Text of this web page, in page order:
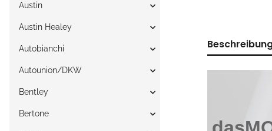
Austin
Austin Healey
Autobianchi
Autounion/DKW
Bentley
Bertone